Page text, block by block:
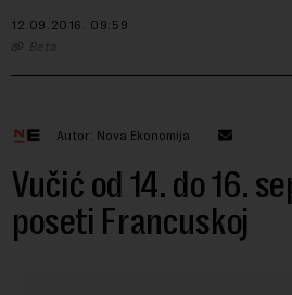
12.09.2016. 09:59
Beta
Autor: Nova Ekonomija
Vučić od 14. do 16.
poseti Francuskoj